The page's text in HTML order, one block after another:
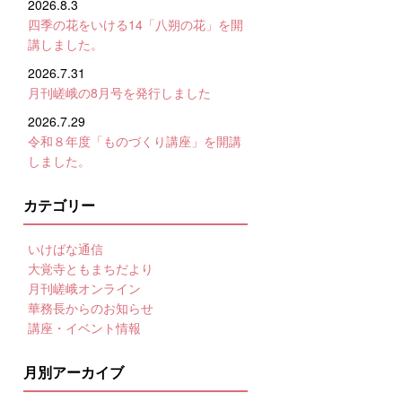
2026.8.3
四季の花をいける14「八朔の花」を開
講しました。
2026.7.31
月刊嵯峨の8月号を発行しました
2026.7.29
令和８年度「ものづくり講座」を開講
しました。
カテゴリー
いけばな通信
大覚寺ともまちだより
月刊嵯峨オンライン
華務長からのお知らせ
講座・イベント情報
月別アーカイブ